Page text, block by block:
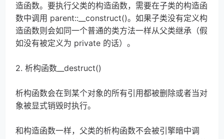
造函数。要执行父类的构造函数，需要在子类的构造函
数中调用 parent::__construct()。如果子类没有定义构
造函数则会如同一个普通的类方法一样从父类继承（假
如没有被定义为 private 的话）。
2. 析构函数__destruct()
析构函数会在到某个对象的所有引用都被删除或者当对
象被显式销毁时执行。
和构造函数一样，父类的析构函数不会被引擎暗中调